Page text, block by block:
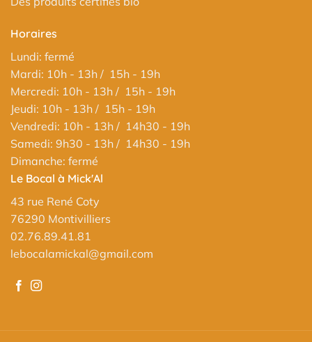
Horaires
Lundi: fermé
Mardi: 10h - 13h / 15h - 19h
Mercredi: 10h - 13h / 15h - 19h
Jeudi: 10h - 13h / 15h - 19h
Vendredi: 10h - 13h / 14h30 - 19h
Samedi: 9h30 - 13h / 14h30 - 19h
Dimanche: fermé
Le Bocal à Mick'Al
43 rue René Coty
76290 Montivilliers
02.76.89.41.81
lebocalamickal@gmail.com